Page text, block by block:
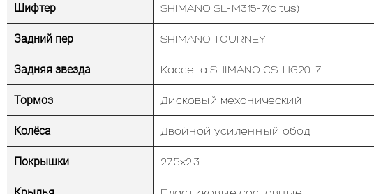
Шифтер SHIMANO SL-M315-7(altus)
Задний пер SHIMANO TOURNEY
Задняя звезда Кассета SHIMANO CS-HG20-7
Тормоз Дисковый механический
Колёса Двойной усиленный обод
Покрышки 27.5х2.3